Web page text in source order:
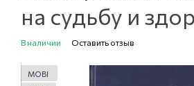
на судьбу и
В наличии Оставить отзыв
MOBI